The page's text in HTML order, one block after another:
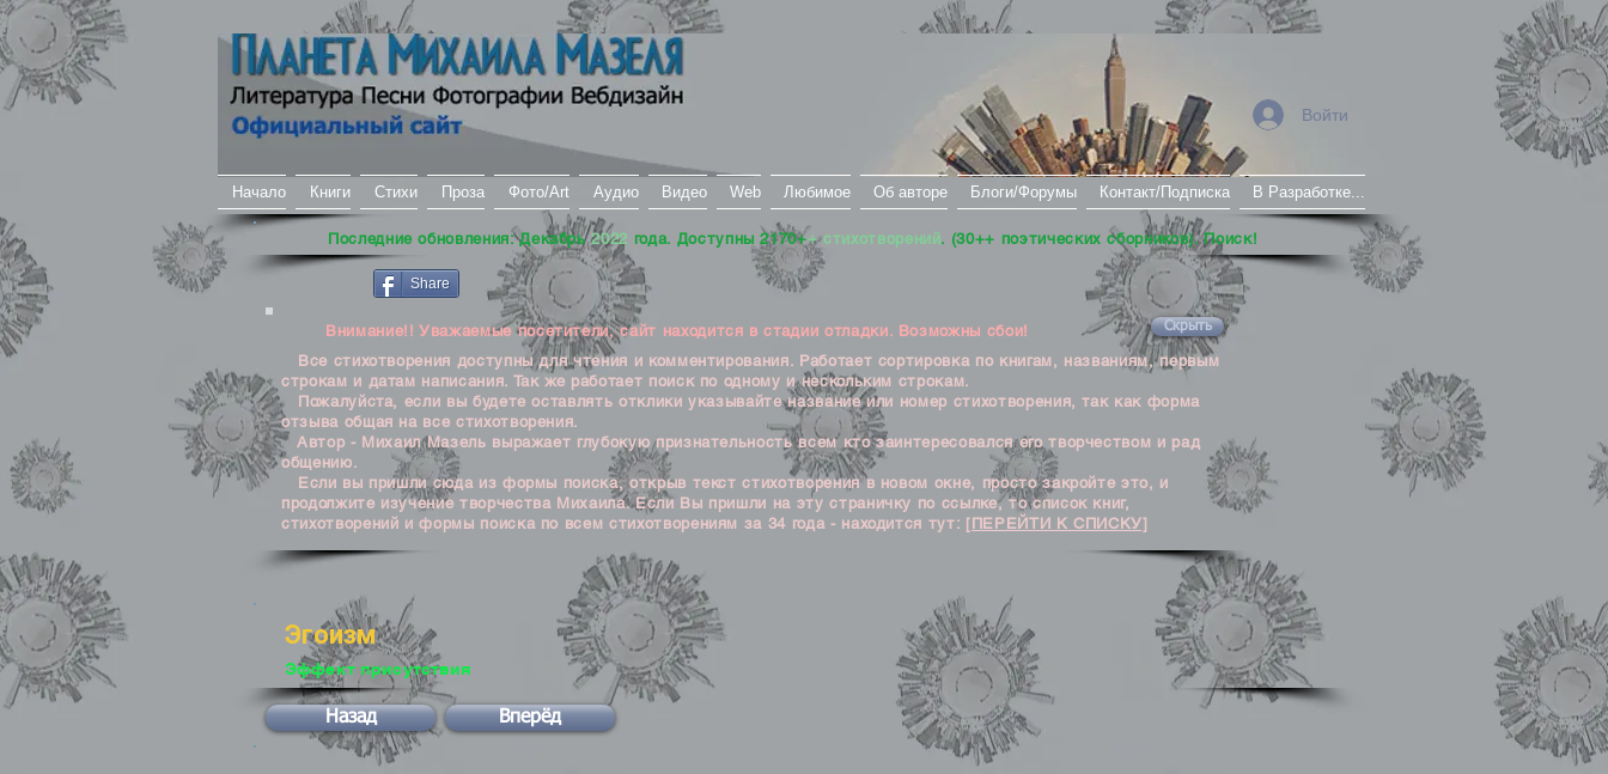
Начало Книги Стихи Проза Фото/Art Аудио Видео Web Любимое Об авторе Блоги/Форумы Контакт/Подписка В Разработке...
Войти
Последние обновления: Декабрь2022 года. Доступны 2170++ стихотворений. (30++ поэтических сборников). Поиск!
Share
Внимание!! Уважаемые посетители, сайт находится в стадии отладки. Возможны сбои! Скрыть
Все стихотворения доступны для чтения и комментирования. Работает сортировка по книгам, названиям, первым
строкам и датам написания. Так же работает поиск по одному и нескольким строкам.
Пожалуйста, если вы будете оставлять отклики указывайте название или номер стихотворения, так как форма
отзыва общая на все стихотворения.
Автор - Михаил Мазель выражает глубокую признательность всем кто заинтересовался его творчеством и рад
общению.
Если вы пришли сюда из формы поиска, открыв текст стихотворения в новом окне, просто закройте это, и
продолжите изучение творчества Михаила. Если Вы пришли на эту страничку по ссылке, то список книг,
стихотворений и формы поиска по всем стихотворениям за 34 года - находится тут: [ПЕРЕЙТИ К СПИСКУ]
Эгоизм
Эффект присутствия
Назад Вперёд